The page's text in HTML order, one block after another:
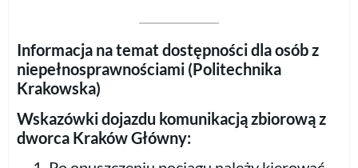
Informacja na temat dostępności dla osób z
niepełnosprawnościami (Politechnika
Krakowska)
Wskazówki dojazdu komunikacją zbiorową z
dworca Kraków Główny: